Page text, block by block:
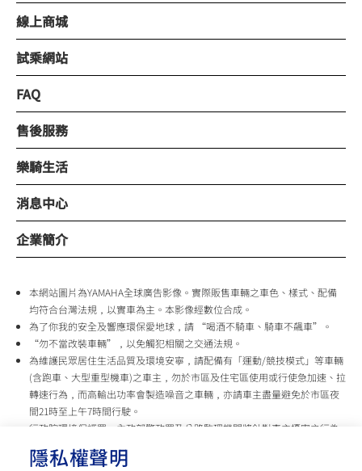
隱私權聲明
線上商城
試乘網站
FAQ
售後服務
樂騎生活
消息中心
企業簡介
本網站圖片為YAMAHA全球廣告影像。實際販售車輛之車色、樣式、配備
均符合台灣法規，以實車為主。本影像經數位合成。
為了你我的安全及響應環保愛地球，請 “喝酒不騎車、騎車不飆車”。
“勿不當改裝車輛”，以免觸犯相關之交通法規。
為維護民眾居住生活品質及環境安寧，請配備有「運動/競技模式」等車輛
(含跑車、大型重型機車)之車主，勿於市區及住宅區使用或行使急加速、拉
轉速行為，而高輸出功率會製造噪音之車輛，亦請車主盡量避免於市區夜
間21時至上午7時間行駛。
行政院環境保護署、內政部警政署及公路監理機關將針對車主擾寧之行為
台灣山葉機車 關心您